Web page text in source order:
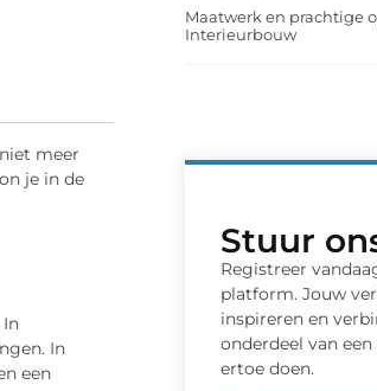
meer
je in de
In
een
Maatwerk en prachtige
Interieurbouw
Stuur
Registreer
platform. Jouw
inspireren en
onderdeel van
ertoe doen.